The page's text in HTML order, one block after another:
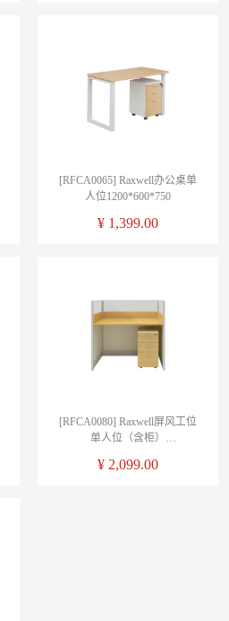
[RFCA0065] Raxwell办公桌单
人位1200*600*750
¥ 1,399.00
[RFCA0080] Raxwell屏风工位
单人位（含柜）
¥ 2,099.00